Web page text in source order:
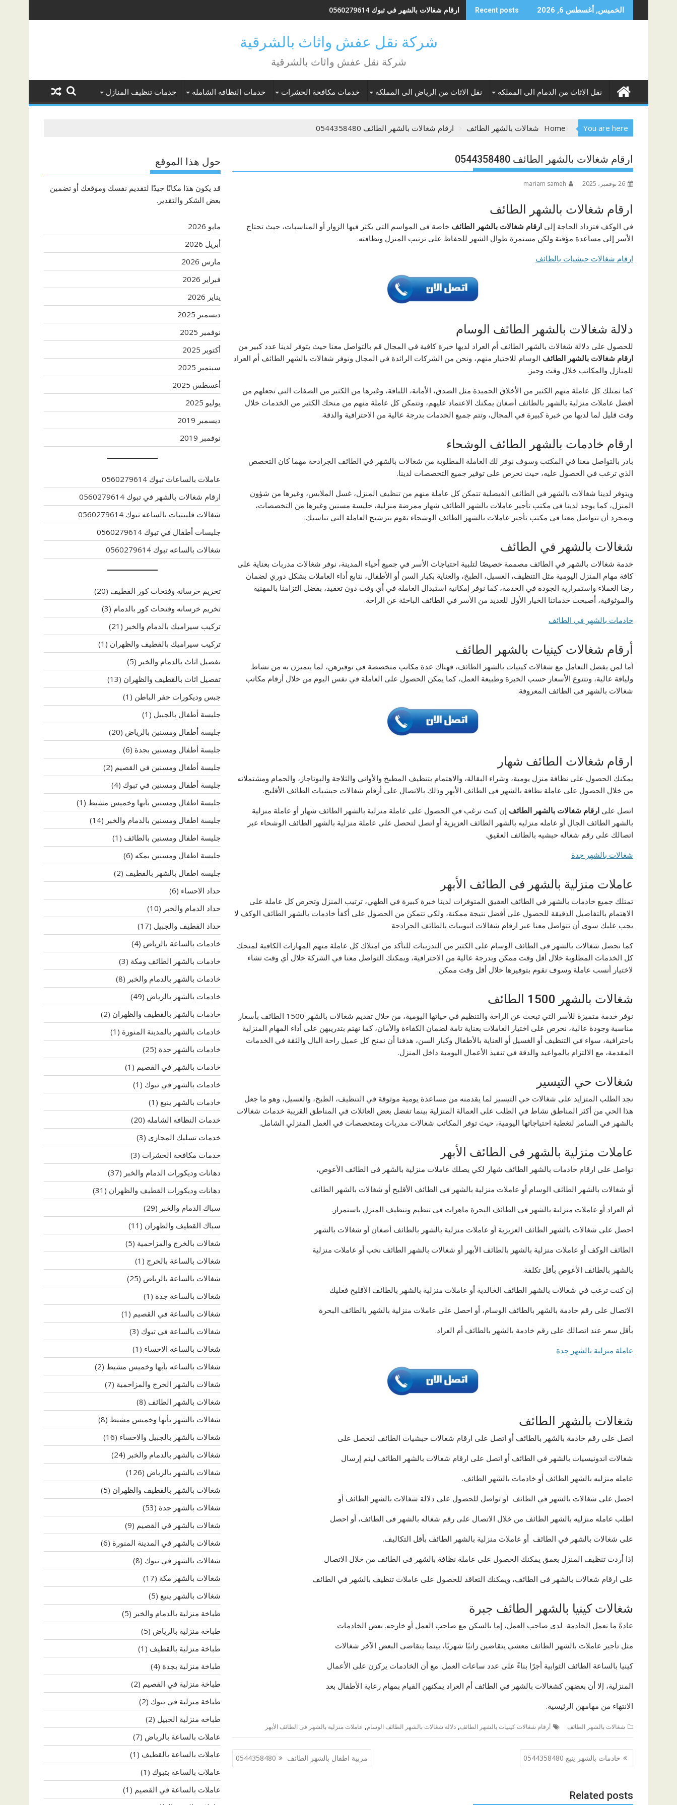
to
الخميس, أغسطس 6, 2026 Recent posts ارقام شغالات بالشهر في تبوك 0560279614
شركة نقل عفش واثاث بالشرقية
شركة نقل عفش واثاث بالشرقية
نقل الاثاث من الدمام الى المملكه نقل الاثاث من الرياض الى المملكه خدمات مكافحة الحشرات خدمات النظافه الشامله خدمات تنظيف المنازل
You are here
Home شغالات بالشهر الطائف ارقام شغالات بالشهر الطائف 0544358480
ارقام شغالات بالشهر الطائف 0544358480
26 نوفمبر، 2025 mariam sameh
ارقام شغالات بالشهر الطائف
في الوكف فتزداد الحاجة إلى ارقام شغالات بالشهر الطائف خاصة في المواسم التي يكثر فيها الزوار أو المناسبات، حيث تحتاج
الأسر إلى مساعدة مؤقتة ولكن مستمرة طوال الشهر للحفاظ على ترتيب المنزل ونظافته.
ارقام شغالات حبشيات بالطائف
دلالة شغالات بالشهر الطائف الوسام
للحصول على دلالة شغالات بالشهر الطائف أم العراد لديها خبرة كافية في المجال قم بالتواصل معنا حيث يتوفر لدينا عدد كبير من
ارقام شغالات بالشهر الطائف الوسام للاختيار منهم، ونحن من الشركات الرائدة في المجال ونوفر شغالات بالشهر الطائف أم العراد
للمنازل والمكاتب خلال وقت وجيز.
كما تمتلك كل عاملة منهم الكثير من الأخلاق الحميدة مثل الصدق، الأمانة، اللباقة، وغيرها من الكثير من الصفات التي تجعلهم من
أفضل عاملات منزلية بالشهر بالطائف أصغان يمكنك الاعتماد عليهم، وتتمكن كل عاملة منهم من منحك الكثير من الخدمات خلال
وقت قليل لما لديها من خبرة كبيرة في المجال، وتتم جميع الخدمات بدرجة عالية من الاحترافية والدقة.
ارقام خادمات بالشهر الطائف الوشحاء
بادر بالتواصل معنا في المكتب وسوف نوفر لك العاملة المطلوبة من شغالات بالشهر في الطائف الجرادحة مهما كان التخصص
الذي ترغب في الحصول عليه، حيث نحرص على توفير جميع التخصصات لدينا.
ويتوفر لدينا شغالات بالشهر في الطائف الفيصلية تتمكن كل عاملة منهم من تنظيف المنزل، غسل الملابس، وغيرها من شؤون
المنزل، كما يوجد لدينا في مكتب تأجير عاملات بالشهر الطائف شهار ممرضة منزلية، جليسة مسنين وغيرها من التخصصات،
وبمجرد أن تتواصل معنا في مكتب تأجير عاملات بالشهر الطائف الوشحاء نقوم بترشيح العاملة التي تناسبك.
شغالات بالشهر في الطائف
خدمة شغالات بالشهر في الطائف مصممة خصيصًا لتلبية احتياجات الأسر في جميع أحياء المدينة، نوفر شغالات مدربات بعناية على
كافة مهام المنزل اليومية مثل التنظيف، الغسيل، الطبخ، والعناية بكبار السن أو الأطفال، نتابع أداء العاملات بشكل دوري لضمان
رضا العملاء واستمرارية الجودة في الخدمة، كما نوفر إمكانية استبدال العاملة في أي وقت دون تعقيد، بفضل التزامنا بالمهنية
والموثوقية، أصبحت خدماتنا الخيار الأول للعديد من الأسر في الطائف الباحثة عن الراحة.
خادمات بالشهر في الطائف
أرقام شغالات كينيات بالشهر الطائف
أما لمن يفضل التعامل مع شغالات كينيات بالشهر الطائف، فهناك عدة مكاتب متخصصة في توفيرهن، لما يتميزن به من نشاط
ولياقة عالية، وتتنوع الأسعار حسب الخبرة وطبيعة العمل، كما يمكن الحصول على العاملة في نفس اليوم من خلال أرقام مكاتب
شغالات بالشهر فى الطائف المعروفة.
ارقام شغالات الطائف شهار
يمكنك الحصول على نظافة منزل يومية، وشراء البقالة، والاهتمام بتنظيف المطبخ والأواني والثلاجة والبوتاجاز، والحمام ومشتملاته
من خلال الحصول على عاملة نظافة بالشهر في الطائف الأبهر وذلك بالاتصال على أرقام شغالات حبشيات الطائف الأقليح.
اتصل على ارقام شغالات بالشهر الطائف إن كنت ترغب في الحصول على عاملة منزلية بالشهر الطائف شهار أو عاملة منزلية
بالشهر الطائف الجال أو عامله منزليه بالشهر الطائف العزيزية أو اتصل لتحصل على عاملة منزلية بالشهر الطائف الوشحاء عبر
اتصالك على رقم شغاله حبشيه بالطائف العقيق.
شغالات بالشهر جدة
عاملات منزلية بالشهر فى الطائف الأبهر
تمتلك جميع خادمات بالشهر في الطائف العقيق المتوفرات لدينا خبرة كبيرة في الطهي، ترتيب المنزل وتحرص كل عاملة على
الاهتمام بالتفاصيل الدقيقة للحصول على أفضل نتيجة ممكنة، ولكي تتمكن من الحصول على أكفأ خادمات بالشهر الطائف الوكف لا
يجب عليك سوى أن تتواصل معنا عبر ارقام شغالات اثيوبيات بالطائف الجرادحة
كما تحصل شغالات بالشهر في الطائف الوسام على الكثير من التدريبات للتأكد من امتلاك كل عاملة منهم المهارات الكافية لمنحك
كل الخدمات المطلوبة خلال أقل وقت ممكن وبدرجة عالية من الاحترافية، ويمكنك التواصل معنا في الشركة خلال أي وقت تشاء
لاختيار أنسب عاملة وسوف نقوم بتوفيرها خلال أقل وقت ممكن.
شغالات بالشهر 1500 الطائف
نوفر خدمة متميزة للأسر التي تبحث عن الراحة والتنظيم في حياتها اليومية، من خلال تقديم شغالات بالشهر 1500 الطائف بأسعار
مناسبة وجودة عالية، نحرص على اختيار العاملات بعناية تامة لضمان الكفاءة والأمان، كما نهتم بتدريبهن على أداء المهام المنزلية
باحترافية، سواء في التنظيف أو الغسيل أو العناية بالأطفال وكبار السن، هدفنا أن نمنح كل عميل راحة البال والثقة في الخدمات
المقدمة، مع الالتزام بالمواعيد والدقة في تنفيذ الأعمال اليومية داخل المنزل.
شغالات حي التيسير
نجد الطلب المتزايد على شغالات حي التيسير لما يقدمنه من مساعدة يومية موثوقة في التنظيف، الطبخ، والغسيل، وهو ما جعل
هذا الحي من أكثر المناطق نشاط في الطلب على العمالة المنزلية بينما تفضل بعض العائلات في المناطق القريبة خدمات شغالات
بالشهر في السامر لتغطية احتياجاتها اليومية، حيث توفر المكاتب شغالات مدربات ومتخصصات في العمل المنزلي الشامل.
عاملات منزلية بالشهر فى الطائف الأبهر
تواصل على ارقام خادمات بالشهر الطائف شهار لكي يصلك عاملات منزلية بالشهر فى الطائف الأعوص،
أو شغالات بالشهر الطائف الوسام أو عاملات منزلية بالشهر فى الطائف الأقليح أو شغالات بالشهر الطائف
أم العراد أو عاملات منزلية بالشهر فى الطائف البحرة ماهرات في تنظيم وتنظيف المنزل باستمرار.
احصل على شغالات بالشهر الطائف العزيزية أو عاملات منزلية بالشهر بالطائف أصغان أو شغالات بالشهر
الطائف الوكف أو عاملات منزلية بالشهر بالطائف الأبهر أو شغالات بالشهر الطائف نخب أو عاملات منزلية
بالشهر بالطائف الأعوص بأقل تكلفة.
إن كنت ترغب في شغالات بالشهر الطائف الخالدية أو عاملات منزلية بالشهر بالطائف الأقليح فعليك
الاتصال على رقم خادمة بالشهر بالطائف الوسام، أو احصل على عاملات منزلية بالشهر بالطائف البحرة
بأقل سعر عند اتصالك على رقم خادمة بالشهر بالطائف أم العراد.
عاملة منزلية بالشهر جدة
شغالات بالشهر الطائف
اتصل على رقم خادمة بالشهر بالطائف أو اتصل على ارقام شغالات حبشيات الطائف لتحصل على
شغالات اندونيسيات بالشهر في الطائف أو اتصل على ارقام شغالات بالشهر الطائف ليتم إرسال
عامله منزليه بالشهر الطائف أو خادمات بالشهر الطائف.
احصل على شغالات بالشهر في الطائف أو تواصل للحصول على دلالة شغالات بالشهر الطائف أو
اطلب عامله منزليه بالشهر الطائف من خلال الاتصال على رقم شغاله بالشهر فى الطائف، أو احصل
على شغالات بالشهر في الطائف أو عاملات منزلية بالشهر الطائف بأقل التكاليف.
إذا أردت تنظيف المنزل بعمق يمكنك الحصول على عاملة نظافة بالشهر فى الطائف من خلال الاتصال
على ارقام شغالات بالشهر فى الطائف، ويمكنك التعاقد للحصول على عاملات تنظيف بالشهر في الطائف
شغالات كينيا بالشهر الطائف جبرة
عادةً ما تعمل الخادمة لدى صاحب العمل، إما بالسكن مع صاحب العمل أو خارجه. بعض الخادمات
مثل تأجير عاملات بالشهر الطائف معشي يتقاضين راتبًا شهريًا، بينما يتقاضى البعض الآخر شغالات
كينيا بالساعة الطائف الثوابية أجرًا بناءً على عدد ساعات العمل. مع أن الخادمات يركزن على الأعمال
المنزلية، إلا أن بعضهن كشغالات بالشهر في الطائف أم العراد يمكنهن القيام بمهام رعاية الأطفال بعد
الانتهاء من مهامهن الرئيسية.
شغالات بالشهر الطائف أرقام شغالات كينيات بالشهر الطائف, دلالة شغالات بالشهر الطائف الوسام, عاملات منزلية بالشهر فى الطائف الأبهر
تصفّح
المقالات
خادمات بالشهر ينبع 0544358480 مربية اطفال بالشهر الطائف 0544358480
Related posts
حول هذا الموقع
قد يكون هذا مكانًا جيدًا لتقديم نفسك وموقعك أو تضمين
بعض الشكر والتقدير.
مايو 2026
أبريل 2026
مارس 2026
فبراير 2026
يناير 2026
ديسمبر 2025
نوفمبر 2025
أكتوبر 2025
سبتمبر 2025
أغسطس 2025
يوليو 2025
ديسمبر 2019
نوفمبر 2019
عاملات بالساعات تبوك 0560279614
ارقام شغالات بالشهر في تبوك 0560279614
شغالات فلبينيات بالساعه تبوك 0560279614
جليسات أطفال في تبوك 0560279614
شغالات بالساعه تبوك 0560279614
تخريم خرسانه وفتحات كور القطيف (20)
تخريم خرسانه وفتحات كور بالدمام (3)
تركيب سيراميك بالدمام والخبر (21)
تركيب سيراميك بالقطيف والظهران (1)
تفصيل اثاث بالدمام والخبر (5)
تفصيل اثاث بالقطيف والظهران (13)
جبس وديكورات حفر الباطن (1)
جليسة أطفال بالجبيل (1)
جليسة أطفال ومسنين بالرياض (20)
جليسة أطفال ومسنين بجدة (6)
جليسة أطفال ومسنين في القصيم (2)
جليسة أطفال ومسنين في تبوك (4)
جليسة اطفال ومسنين بأبها وخميس مشيط (1)
جليسة اطفال ومسنين بالدمام والخبر (14)
جليسة اطفال ومسنين بالطائف (1)
جليسة اطفال ومسنين بمكه (6)
جليسه اطفال بالشهر بالقطيف (2)
حداد الاحساء (6)
حداد الدمام والخبر (10)
حداد القطيف والجبيل (17)
خادمات بالساعة بالرياض (4)
خادمات بالشهر الطائف ومكة (3)
خادمات بالشهر بالدمام والخبر (8)
خادمات بالشهر بالرياض (49)
خادمات بالشهر بالقطيف والظهران (2)
خادمات بالشهر بالمدينة المنورة (1)
خادمات بالشهر جدة (25)
خادمات بالشهر في القصيم (1)
خادمات بالشهر في تبوك (1)
خادمات بالشهر ينبع (1)
خدمات النظافه الشامله (20)
خدمات تسليك المجارى (3)
خدمات مكافحة الحشرات (3)
دهانات وديكورات الدمام والخبر (37)
دهانات وديكورات القطيف والظهران (31)
سباك الدمام والخبر (29)
سباك القطيف والظهران (11)
شغالات بالخرج والمزاحمية (5)
شغالات بالساعة بالخرج (1)
شغالات بالساعة بالرياض (25)
شغالات بالساعة جدة (1)
شغالات بالساعة في القصيم (1)
شغالات بالساعة في تبوك (3)
شغالات بالساعه الاحساء (1)
شغالات بالساعه بأبها وخميس مشيط (2)
شغالات بالشهر الخرج والمزاحمية (7)
شغالات بالشهر الطائف (8)
شغالات بالشهر بأبها وخميس مشيط (8)
شغالات بالشهر بالجبيل والاحساء (16)
شغالات بالشهر بالدمام والخبر (24)
شغالات بالشهر بالرياض (126)
شغالات بالشهر بالقطيف والظهران (5)
شغالات بالشهر جدة (53)
شغالات بالشهر في القصيم (9)
شغالات بالشهر في المدينة المنورة (6)
شغالات بالشهر في تبوك (8)
شغالات بالشهر مكة (17)
شغالات بالشهر ينبع (5)
طباخة منزلية بالدمام والخبر (5)
طباخة منزلية بالرياض (5)
طباخة منزلية بالقطيف (1)
طباخة منزلية بجدة (4)
طباخة منزلية في القصيم (2)
طباخة منزلية في تبوك (2)
طباخه منزلية الجبيل (2)
عاملات بالساعة بالرياض (7)
عاملات بالساعة بالقطيف (1)
عاملات بالساعة بتبوك (1)
عاملات بالساعة في القصيم (1)